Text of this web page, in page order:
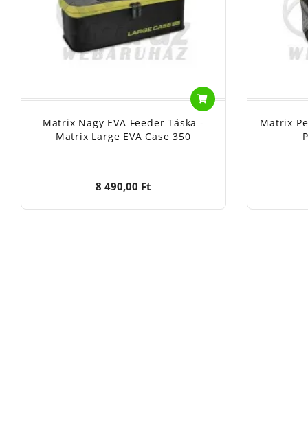
Matrix Nagy EVA Feeder Táska -
Matrix Large EVA Case 350
8 490,00 Ft
Matrix